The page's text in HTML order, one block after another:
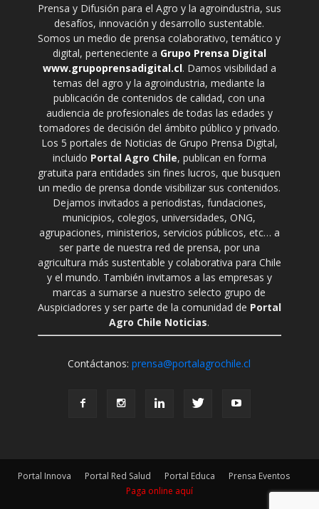
Prensa y Difusión para el Agro y la agroindustria, sus
desafíos, innovación y desarrollo sustentable.
Somos un medio de prensa colaborativo, temático y
digital, perteneciente a Grupo Prensa Digital
www.grupoprensadigital.cl. Damos visibilidad a
temas del agro y la agroindustria, mediante la
publicación de contenidos de calidad, con una
audiencia de profesionales de todas las edades y
tomadores de decisión del ámbito público y privado.
Los 5 portales de Noticias de Grupo Prensa Digital,
incluido Portal Agro Chile, publican en forma
gratuita para entidades sin fines lucros, que busquen
un medio de prensa donde visibilizar sus contenidos.
Dejamos invitados a periodistas, fundaciones,
municipios, colegios, universidades, ONG,
agrupaciones, ministerios, servicios públicos, etc… a
ser parte de nuestra red de prensa, por una
agricultura más sustentable y colaborativa para Chile
y el mundo. También invitamos a las empresas y
marcas a sumarse a nuestro selecto grupo de
Auspiciadores y ser parte de la comunidad de Portal
Agro Chile Noticias.
Contáctanos:prensa@portalagrochile.cl
Portal Innova Portal Red Salud Portal Educa
Prensa Eventos
Paga online aquí